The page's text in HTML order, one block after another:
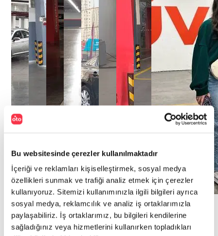
Bu websitesinde çerezler kullanılmaktadır
İçeriği ve reklamları kişiselleştirmek, sosyal medya
özellikleri sunmak ve trafiği analiz etmek için çerezler
kullanıyoruz. Sitemizi kullanımınızla ilgili bilgileri ayrıca
sosyal medya, reklamcılık ve analiz iş ortaklarımızla
paylaşabiliriz. İş ortaklarımız, bu bilgileri kendilerine
sağladığınız veya hizmetlerini kullanırken topladıkları
Hikayeye
Git
"otoplus’ın
Hikayeye
"Aracımı
Hikayeye
Git
"Hayalimdeki
Hikayeye
"Aracımı
Hikayeye
"otoplus’tan
Hikayeye
"otoplus’ta
Hikayeye
"otoplus
Hikayeye
"otoplus’ta
Hikayeye
" Aracımı